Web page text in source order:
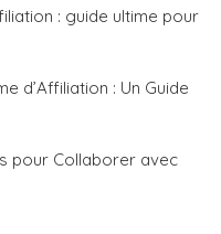
: guide ultime pour
d’Affiliation : Un Guide
pour Collaborer avec